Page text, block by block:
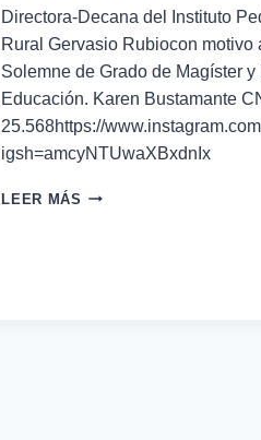
Directora-Decana del Instituto
Rural Gervasio Rubiocon motivo
Solemne de Grado de Magíster y
Educación. Karen Bustamante
25.568https://
igsh=amcyNTUwaXBxdnIx
LEER MÁS